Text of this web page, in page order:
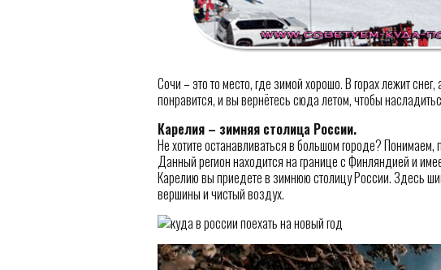
Сочи – это то место, где зимой хорошо. В горах лежит
понравится, и вы вернётесь сюда летом, чтобы
Карелия – зимняя столица России.
Не хотите останавливаться в большом городе?
Данный регион находится на границе с Финляндией и
Карелию вы приедете в зимнюю столицу России. Здесь
вершины и чистый воздух.